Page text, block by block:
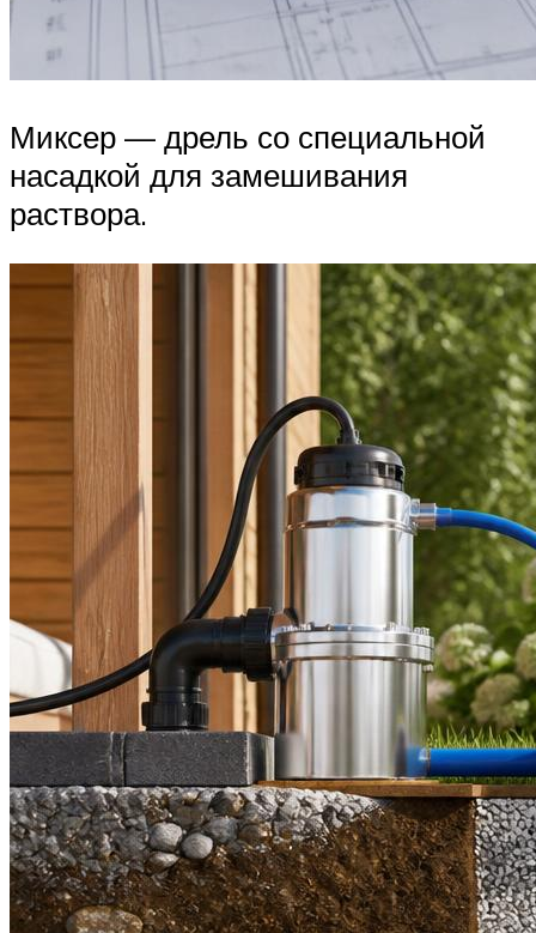
Миксер — дрель со специальной
насадкой для замешивания
раствора.